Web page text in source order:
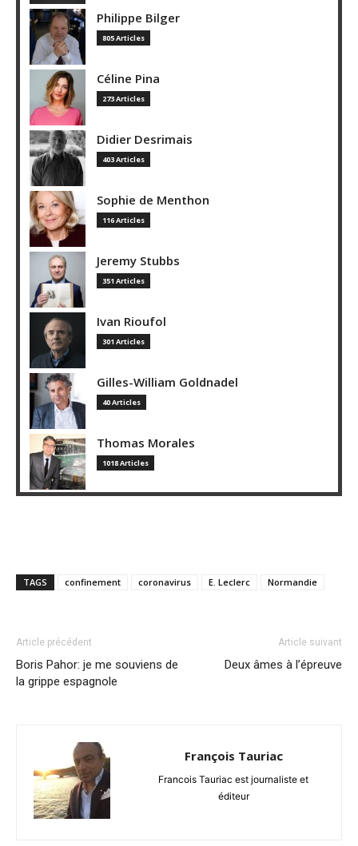
Philippe Bilger
805 Articles
Céline Pina
273 Articles
Didier Desrimais
403 Articles
Sophie de Menthon
116 Articles
Jeremy Stubbs
351 Articles
Ivan Rioufol
301 Articles
Gilles-William Goldnadel
40 Articles
Thomas Morales
1018 Articles
TAGS confinement coronavirus E. Leclerc Normandie
Article précédent
Boris Pahor: je me souviens de
la grippe espagnole
Article suivant
Deux âmes à l’épreuve
François Tauriac
Francois Tauriac est journaliste et
éditeur